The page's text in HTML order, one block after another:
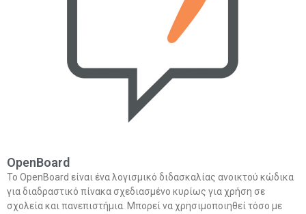
OpenBoard
Το OpenBoard είναι ένα λογισμικό διδασκαλίας ανοικτού κώδικα
για διαδραστικό πίνακα σχεδιασμένο κυρίως για χρήση σε
σχολεία και πανεπιστήμια. Μπορεί να χρησιμοποιηθεί τόσο με